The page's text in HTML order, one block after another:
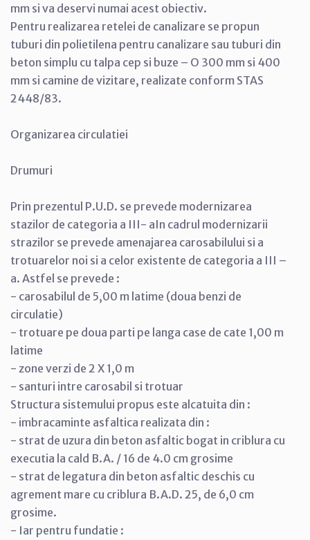
mm si va deservi numai acest obiectiv.
Pentru realizarea retelei de canalizare se propun
tuburi din polietilena pentru canalizare sau tuburi din
beton simplu cu talpa cep si buze – O 300 mm si 400
mm si camine de vizitare, realizate conform STAS
2448/83.
Organizarea circulatiei
Drumuri
Prin prezentul P.U.D. se prevede modernizarea
stazilor de categoria a III- aIn cadrul modernizarii
strazilor se prevede amenajarea carosabilului si a
trotuarelor noi si a celor existente de categoria a III –
a. Astfel se prevede :
- carosabilul de 5,00 m latime (doua benzi de
circulatie)
- trotuare pe doua parti pe langa case de cate 1,00 m
latime
- zone verzi de 2 X 1,0 m
- santuri intre carosabil si trotuar
Structura sistemului propus este alcatuita din :
- imbracaminte asfaltica realizata din :
- strat de uzura din beton asfaltic bogat in criblura cu
executia la cald B.A. / 16 de 4.0 cm grosime
- strat de legatura din beton asfaltic deschis cu
agrement mare cu criblura B.A.D. 25, de 6,0 cm
grosime.
- Iar pentru fundatie :